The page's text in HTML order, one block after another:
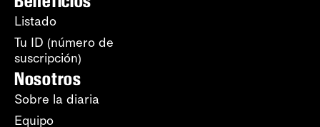
Listado
Tu ID (número de
suscripción)
Nosotros
Sobre la diaria
Equipo